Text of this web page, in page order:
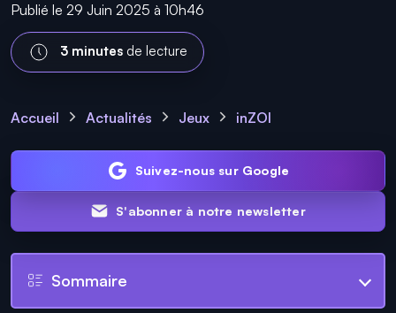
Publié le 29 Juin 2025 à 10h46
3 minutesde lecture
Accueil Actualités Jeux inZOI
Suivez-nous sur Google
S'abonner à notre newsletter
Sommaire